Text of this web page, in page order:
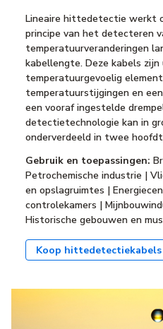
Lineaire hittedetectie werkt
principe van het detecteren
temperatuurveranderingen
kabellengte. Deze kabels
temperatuurgevoelig
temperatuurstijgingen en
een vooraf ingestelde
detectietechnologie kan in
onderverdeeld in twee
Gebruik en toepassingen:
Petrochemische industrie |
en opslagruimtes |
controlekamers |
Historische gebouwen en
Koop hittedetectiekabels